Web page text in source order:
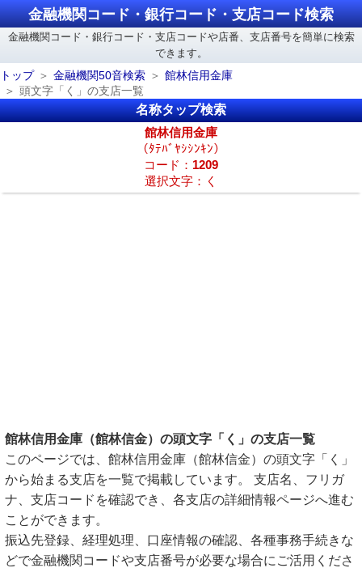
金融機関コード・銀行コード・支店コード検索
金融機関コード・銀行コード・支店コードや店番、支店番号を簡単に検索
できます。
トップ
金融機関50音検索
館林信用金庫
頭文字「く」の支店一覧
名称タップ検索
館林信用金庫
（ﾀﾃﾊﾞﾔｼｼﾝｷﾝ）
コード： 1209
選択文字：く
館林信用金庫（館林信金）の頭文字「く」の支店一覧
このページでは、館林信用金庫（館林信金）の頭文字「く」
から始まる支店を一覧で掲載しています。 支店名、フリガ
ナ、支店コードを確認でき、各支店の詳細情報ページへ進む
ことができます。
振込先登録、経理処理、口座情報の確認、各種事務手続きな
どで金融機関コードや支店番号が必要な場合にご活用くださ